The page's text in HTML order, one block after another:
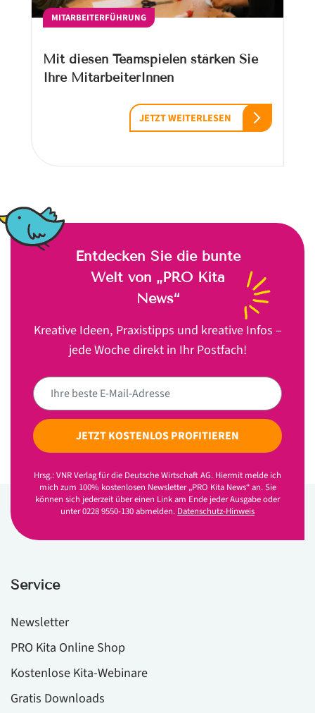
MITARBEITERFÜHRUNG
Mit diesen Teamspielen stärken Sie
Ihre MitarbeiterInnen
JETZT WEITERLESEN
Entdecken Sie die bunte
Welt von „PRO Kita
News“
Kreative Ideen, Praxistipps und kreative Infos –
jede Woche direkt in Ihr Postfach!
JETZT KOSTENLOS PROFITIEREN
Hrsg.: VNR Verlag für die Deutsche Wirtschaft AG. Hiermit melde ich
mich zum 100% kostenlosen Newsletter „PRO Kita News“ an. Sie
können sich jederzeit über einen Link am Ende jeder Ausgabe oder
unter 0228 9550-130 abmelden. Datenschutz-Hinweis
Service
Newsletter
PRO Kita Online Shop
Kostenlose Kita-Webinare
Gratis Downloads